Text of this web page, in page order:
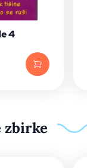
4
zbirke